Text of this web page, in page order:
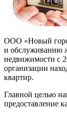
ООО «Новый
и обслуживанию
недвижимости с
организации
квартир.
Главной целью
предоставление